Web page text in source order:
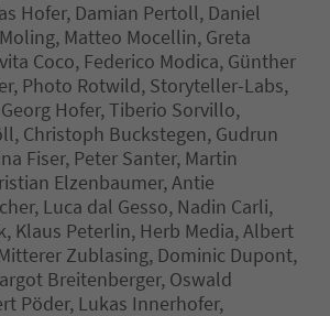
Hofer, Damian Pertoll, Daniel
Matteo Mocellin, Greta
Coco, Federico Modica, Günther
Photo Rotwild, Storyteller-Labs,
Hofer, Tiberio Sorvillo,
Christoph Buckstegen, Gudrun
Fiser, Peter Santer, Martin
Elzenbaumer, Antie
Luca dal Gesso, Nadin Carli,
Klaus Peterlin, Herb Media, Albert
Zublasing, Dominic Dupont,
Breitenberger, Oswald
Pöder, Lukas Innerhofer,